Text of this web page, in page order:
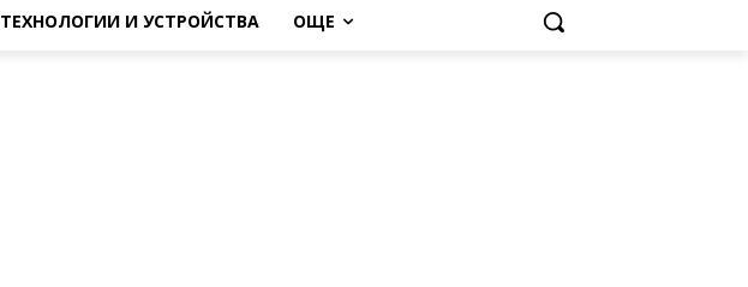
ТЕХНОЛОГИИ И УСТРОЙСТВА ОЩЕ